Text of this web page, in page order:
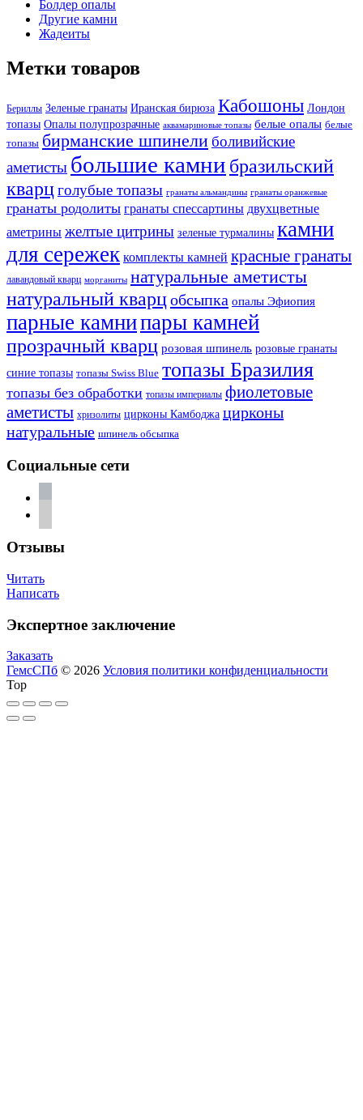
Болдер опалы
Другие камни
Жадеиты
Метки товаров
Бериллы Зеленые гранаты Иранская бирюза Кабошоны Лондон
топазы Опалы полупрозрачные аквамариновые топазы белые опалы белые
топазы бирманские шпинелиболивийские
аметисты большие камни бразильский
кварцголубые топазы гранаты альмандины гранаты оранжевые
гранаты родолиты гранаты спессартины двухцветные
аметрины желтые цитрины зеленые турмалины камни
для сережек комплекты камней красные гранаты
лавандовый кварц морганиты натуральные аметисты
натуральный кварцобсыпка опалы Эфиопия
парные камнипары камней
прозрачный кварц розовая шпинель розовые гранаты
синие топазы топазы Swiss Blue топазы Бразилия
топазы без обработки топазы империалы фиолетовые
аметисты хризолиты цирконы Камбоджа цирконы
натуральные шпинель обсыпка
Социальные сети
Отзывы
Читать
Написать
Экспертное заключение
Заказать
ГемсСПб © 2026 Условия политики конфиденциальности
Top